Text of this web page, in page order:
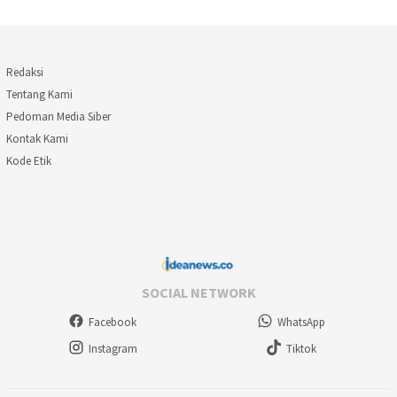
Redaksi
Tentang Kami
Pedoman Media Siber
Kontak Kami
Kode Etik
SOCIAL NETWORK
Facebook
WhatsApp
Instagram
Tiktok